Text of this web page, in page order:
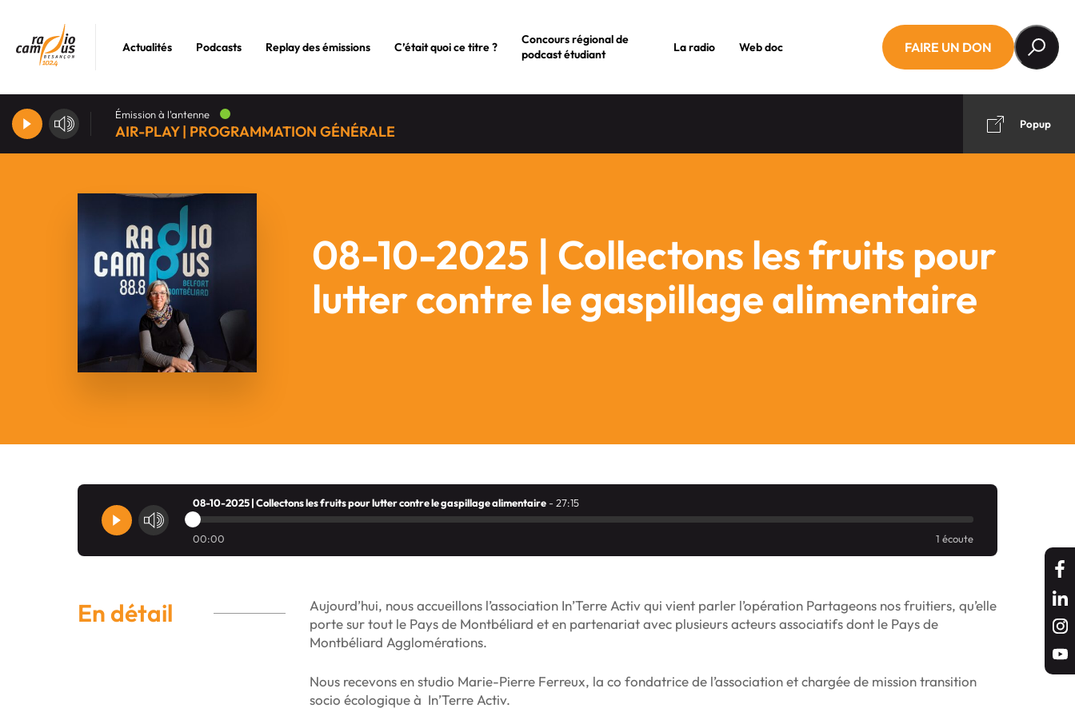
Actualités Podcasts Replay des émissions C’était quoi ce titre ?
Concours régional de
podcast étudiant
La radio Web doc FAIRE UN DON
Émission à l'antenne
AIR-PLAY | PROGRAMMATION GÉNÉRALE Popup
08-10-2025 | Collectons les fruits pour
lutter contre le gaspillage alimentaire
08-10-2025 | Collectons les fruits pour lutter contre le gaspillage alimentaire - 27:15
00:00 1 écoute
En détail
Aujourd’hui, nous accueillons l’association In’Terre Activ qui vient parler l’opération Partageons nos fruitiers, qu’elle
porte sur tout le Pays de Montbéliard et en partenariat avec plusieurs acteurs associatifs dont le Pays de
Montbéliard Agglomérations.
Nous recevons en studio Marie-Pierre Ferreux, la co fondatrice de l’association et chargée de mission transition
socio écologique à In’Terre Activ.